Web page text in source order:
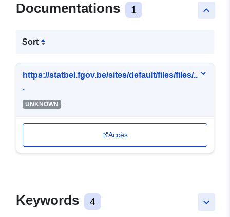
keyboard_arrow_up
Documentations 1
Sort
https://statbel.fgov.be/sites/default/files/files/..
.
UNKNOWN -
Accès
keyboard_arrow_down
Keywords 4